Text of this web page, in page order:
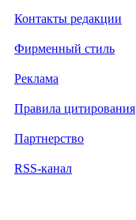
Контакты редакции
Фирменный стиль
Реклама
Правила цитирования
Партнерство
RSS-канал